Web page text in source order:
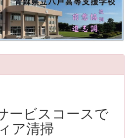
ービスコースで
ア清掃